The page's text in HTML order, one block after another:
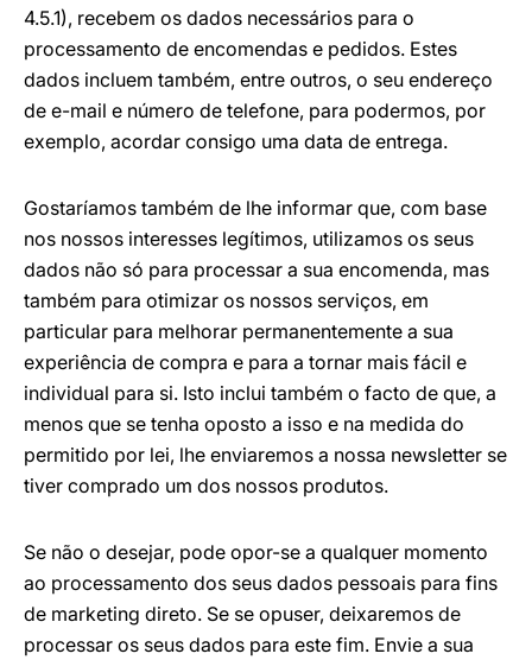
4.5.1), recebem os dados necessários para o
processamento de encomendas e pedidos. Estes
dados incluem também, entre outros, o seu endereço
de e-mail e número de telefone, para podermos, por
exemplo, acordar consigo uma data de entrega.
Gostaríamos também de lhe informar que, com base
nos nossos interesses legítimos, utilizamos os seus
dados não só para processar a sua encomenda, mas
também para otimizar os nossos serviços, em
particular para melhorar permanentemente a sua
experiência de compra e para a tornar mais fácil e
individual para si. Isto inclui também o facto de que, a
menos que se tenha oposto a isso e na medida do
permitido por lei, lhe enviaremos a nossa newsletter se
tiver comprado um dos nossos produtos.
Se não o desejar, pode opor-se a qualquer momento
ao processamento dos seus dados pessoais para fins
de marketing direto. Se se opuser, deixaremos de
processar os seus dados para este fim. Envie a sua